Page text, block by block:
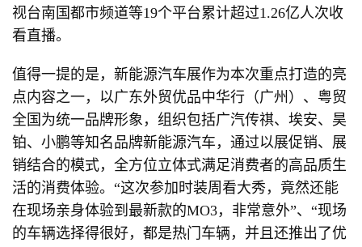
视台南国都市频道等19个平台累计超过1.26亿人次收
看直播。
值得一提的是，新能源汽车展作为本次重点打造的亮
点内容之一，以广东外贸优品中华行（广州）、粤贸
全国为统一品牌形象，组织包括广汽传祺、埃安、昊
铂、小鹏等知名品牌新能源汽车，通过以展促销、展
销结合的模式，全方位立体式满足消费者的高品质生
活的消费体验。“这次参加时装周看大秀，竟然还能
在现场亲身体验到最新款的MO3，非常意外”、“现场
的车辆选择得很好，都是热门车辆，并且还推出了优